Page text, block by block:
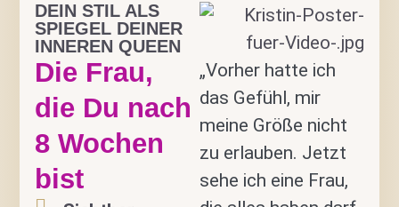
DEIN STIL ALS
SPIEGEL DEINER
INNEREN QUEEN
Die Frau,
die Du nach
8 Wochen
bist
„Vorher hatte ich
das Gefühl, mir
meine Größe nicht
zu erlauben. Jetzt
sehe ich eine Frau,